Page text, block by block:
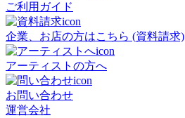
ご利用ガイド
企業、お店の方はこちら (資料請求)
アーティストの方へ
お問い合わせ
運営会社